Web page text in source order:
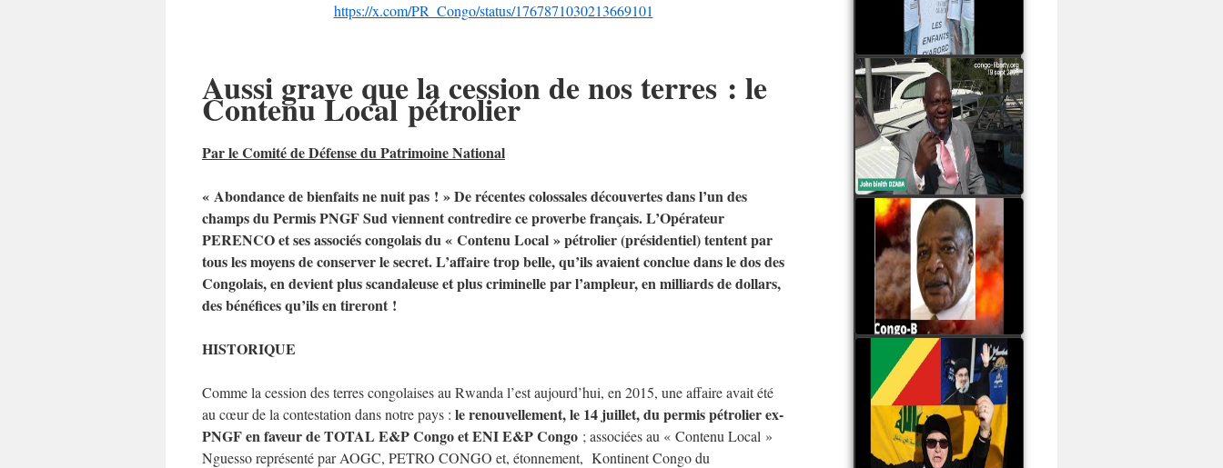
https://x.com/PR_Congo/status/1767871030213669101
Aussi grave que la cession de nos terres : le
Contenu Local pétrolier
Par le Comité de Défense du Patrimoine National
« Abondance de bienfaits ne nuit pas ! » De récentes colossales découvertes dans l’un des
champs du Permis PNGF Sud viennent contredire ce proverbe français. L’Opérateur
PERENCO et ses associés congolais du « Contenu Local » pétrolier (présidentiel) tentent par
tous les moyens de conserver le secret. L’affaire trop belle, qu’ils avaient conclue dans le dos des
Congolais, en devient plus scandaleuse et plus criminelle par l’ampleur, en milliards de dollars,
des bénéfices qu’ils en tireront !
HISTORIQUE
Comme la cession des terres congolaises au Rwanda l’est aujourd’hui, en 2015, une affaire avait été
au cœur de la contestation dans notre pays : le renouvellement, le 14 juillet, du permis pétrolier ex-
PNGF en faveur de TOTAL E&P Congo et ENI E&P Congo ; associées au « Contenu Local »
Nguesso représenté par AOGC, PETRO CONGO et, étonnement, Kontinent Congo du
John Binith Dzaba
s'exprime sur le voyage
de Rodrigue Malanda
Samba à Paris
watch video
Poaty Pangou La
Conférence des ethnies
est la seule solution pour
éviter la scission du
Congo B
watch video
Les liaisons dangereuses
du clan Sassou Nguesso
avec le Hezbollah
watch video